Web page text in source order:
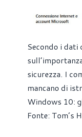
Secondo i
sicurezza. I
mancano di
Windows 10:
Fonte: Tom’s